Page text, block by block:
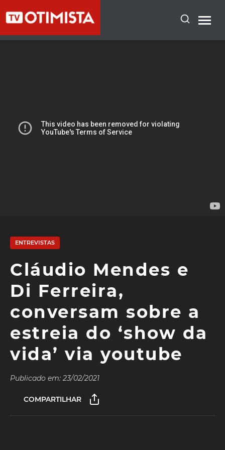
ENTREVISTAS
Cláudio Mendes e
Di Ferreira,
conversam sobre a
estreia do ‘show da
vida’ via youtube
Publicado em: 23/02/2021
COMPARTILHAR